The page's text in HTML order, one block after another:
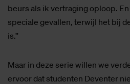
beurs als ik vertraging oploop.
speciale gevallen, terwijl het bij
is.”
Maar in deze serie willen we
ervoor dat studenten Deventer